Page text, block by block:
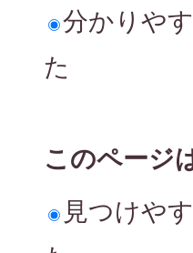
分かりや
た
このページ
見つけや